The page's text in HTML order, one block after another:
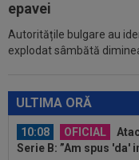
epavei
Autoritățile bulgare au
explodat sâmbătă
ULTIMA ORĂ
08:58
Hakan
obiective a setat Cristi
Dalian Yingbo aproape
10:08 OFICIAL
Serie B: ”Am spus 'da'